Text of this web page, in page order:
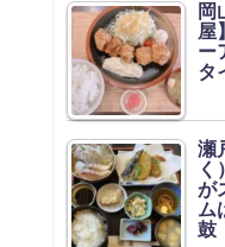
岡
屋
ー
タ
瀬
く
が
ム
鼓